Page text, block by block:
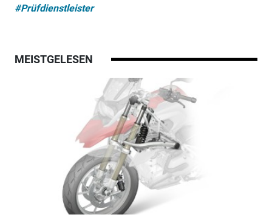
#Prüfdienstleister
MEISTGELESEN